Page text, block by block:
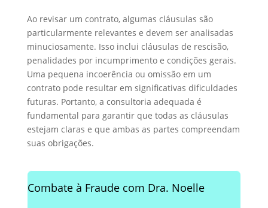
Ao revisar um contrato, algumas cláusulas são
particularmente relevantes e devem ser analisadas
minuciosamente. Isso inclui cláusulas de rescisão,
penalidades por incumprimento e condições gerais.
Uma pequena incoerência ou omissão em um
contrato pode resultar em significativas dificuldades
futuras. Portanto, a consultoria adequada é
fundamental para garantir que todas as cláusulas
estejam claras e que ambas as partes compreendam
suas obrigações.
Combate à Fraude com Dra. Noelle